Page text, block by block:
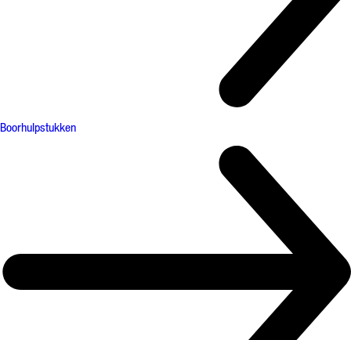
Boorhulpstukken